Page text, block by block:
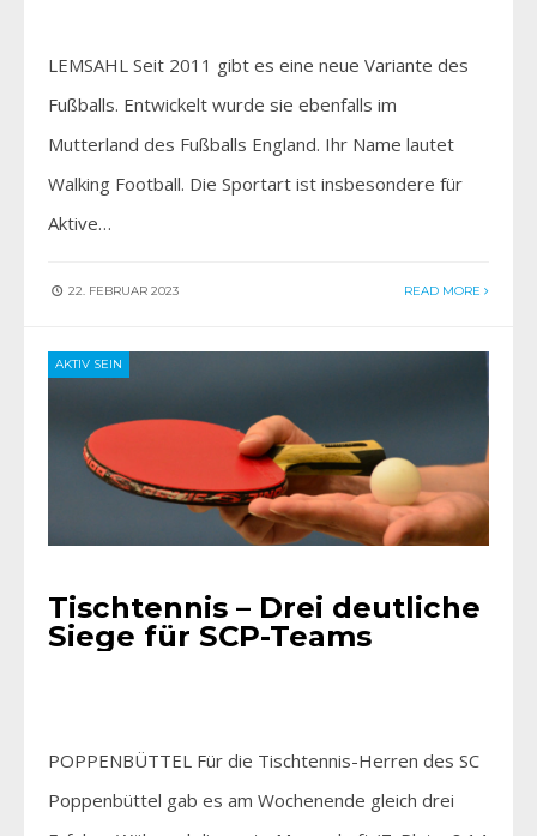
LEMSAHL Seit 2011 gibt es eine neue Variante des
Fußballs. Entwickelt wurde sie ebenfalls im
Mutterland des Fußballs England. Ihr Name lautet
Walking Football. Die Sportart ist insbesondere für
Aktive…
22. FEBRUAR 2023 READ MORE
AKTIV SEIN
Tischtennis – Drei deutliche
Siege für SCP-Teams
POPPENBÜTTEL Für die Tischtennis-Herren des SC
Poppenbüttel gab es am Wochenende gleich drei